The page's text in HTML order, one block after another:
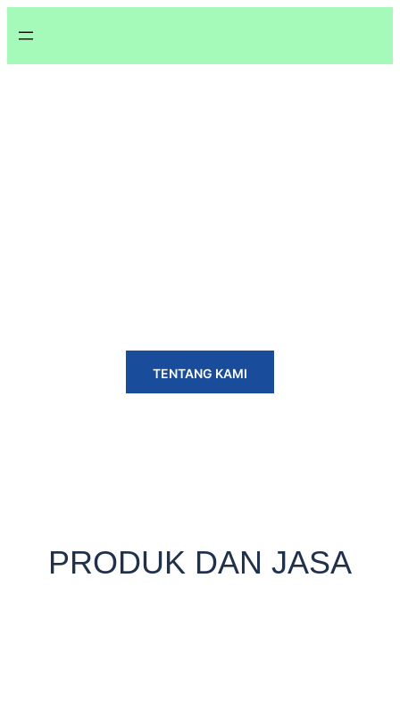
TENTANG KAMI
PRODUK DAN JASA